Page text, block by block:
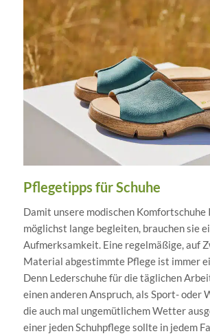
Pflegetipps für Schuhe
Damit unsere modischen
möglichst lange begleiten, brauchen sie
Aufmerksamkeit. Eine regelmäßige, auf
Material abgestimmte Pflege ist immer
Denn Lederschuhe für die täglichen
einen anderen Anspruch, als Sport- oder
die auch mal ungemütlichem Wetter
einer jeden Schuhpflege sollte in jedem